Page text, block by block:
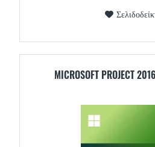
MICROSOFT PROJECT